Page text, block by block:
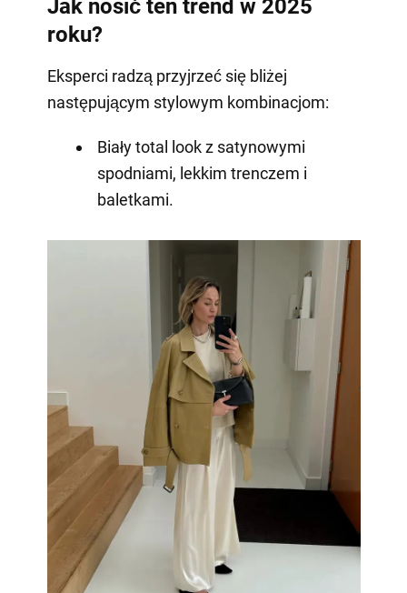
Jak nosić ten trend w 2025
roku?
Eksperci radzą przyjrzeć się bliżej
następującym stylowym kombinacjom:
Biały total look z satynowymi
spodniami, lekkim trenczem i
baletkami.